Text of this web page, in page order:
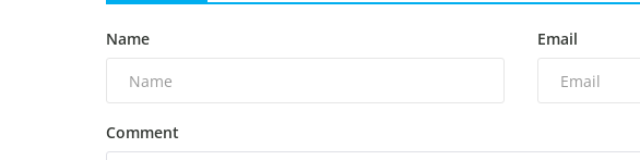
Name Email
Comment